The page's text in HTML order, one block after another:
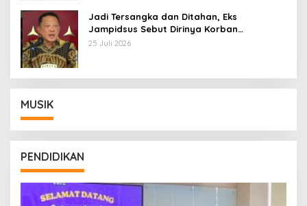
Jadi Tersangka dan Ditahan, Eks
Jampidsus Sebut Dirinya Korban
Kriminalisasi
25 Juli 2026
MUSIK
PENDIDIKAN